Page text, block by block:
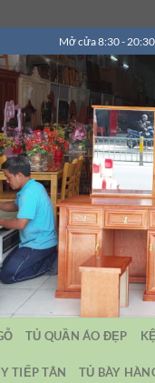
Mở cửa 8:30 - 20:30
TỦ QUẦN ÁO ĐẸP
TIẾP TÂN TỦ BÀY